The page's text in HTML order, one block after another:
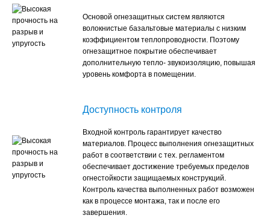
Основой огнезащитных систем являются
волокнистые базальтовые материалы с низким
коэффициентом теплопроводности. Поэтому
огнезащитное покрытие обеспечивает
дополнительную тепло- звукоизоляцию, повышая
уровень комфорта в помещении.
Доступность контроля
Входной контроль гарантирует качество
материалов. Процесс выполнения огнезащитных
работ в соответствии с тех. регламентом
обеспечивает достижение требуемых пределов
огнестойкости защищаемых конструкций.
Контроль качества выполненных работ возможен
как в процессе монтажа, так и после его
завершения.